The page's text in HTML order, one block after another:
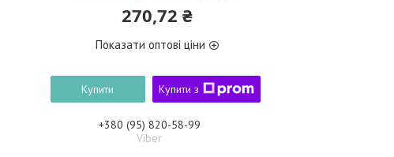
270,72 ₴
Показати оптові ціни
Купити Купити з
+380 (95) 820-58-99
Viber